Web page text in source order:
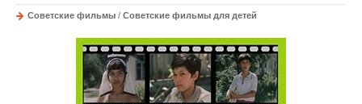
Советские фильмы / Советские фильмы для детей